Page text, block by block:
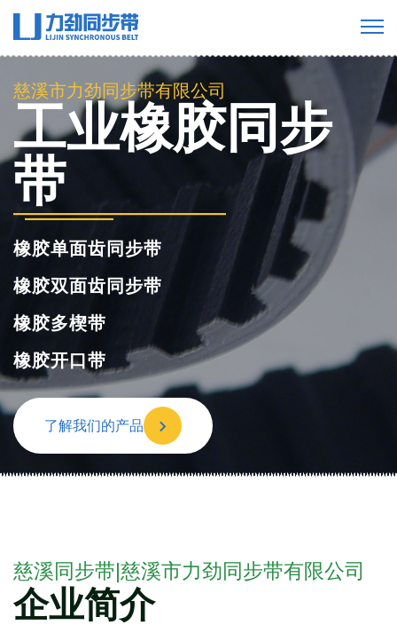
慈溪市力劲同步带有限公司
PU聚氨酯同步
带
聚氨酯单面齿同步带
聚氨酯双面齿同步带
聚氨酯多楔带
聚氨酯开口同步带
了解我们的产品
慈溪同步带|慈溪市力劲同步带有限公司
企业简介